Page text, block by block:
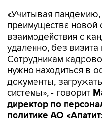
«Учитывая
преимущества новой
взаимодействия с
удаленно, без
Сотрудникам
нужно находиться в
документы,
системы», - говорит
директор по
политике АО